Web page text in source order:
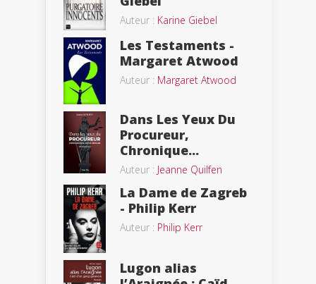
Auteur : Karine Giebel
Les Testaments -
Margaret Atwood
Auteur : Margaret Atwood
Dans Les Yeux Du
Procureur,
Chronique...
Auteur : Jeanne Quilfen
La Dame de Zagreb
- Philip Kerr
Auteur : Philip Kerr
Lugon alias